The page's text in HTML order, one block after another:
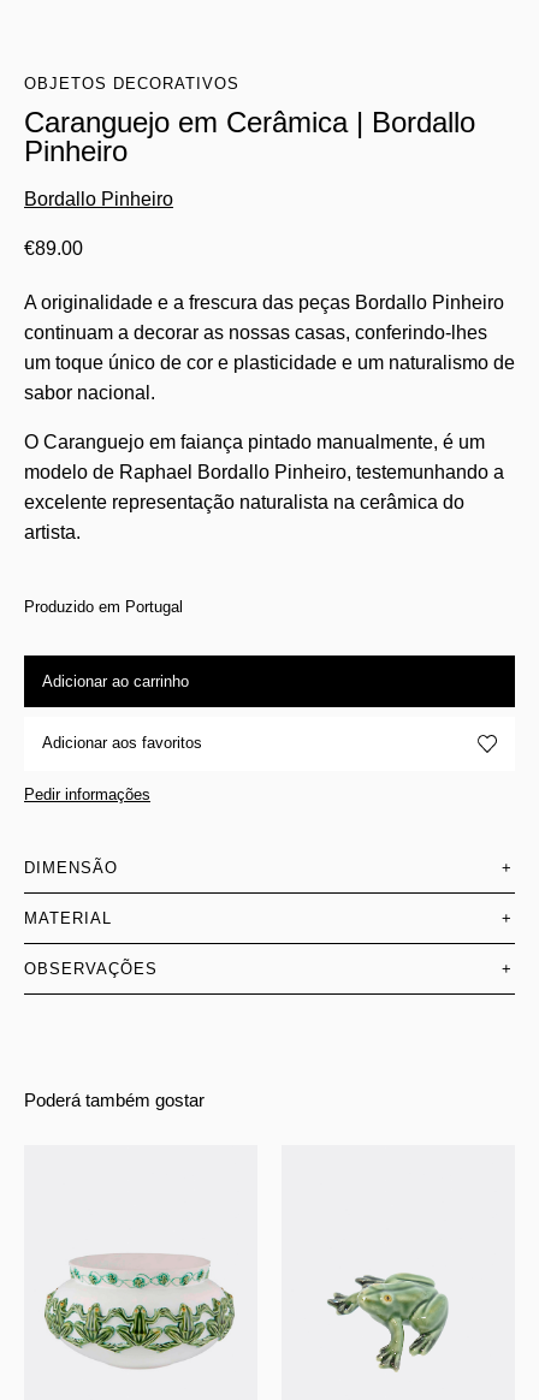
OBJETOS DECORATIVOS
Caranguejo em Cerâmica | Bordallo
Pinheiro
Bordallo Pinheiro
€89.00
A originalidade e a frescura das peças Bordallo Pinheiro
continuam a decorar as nossas casas, conferindo-lhes
um toque único de cor e plasticidade e um naturalismo de
sabor nacional.
O Caranguejo em faiança pintado manualmente, é um
modelo de Raphael Bordallo Pinheiro, testemunhando a
excelente representação naturalista na cerâmica do
artista.
Produzido em Portugal
Adicionar ao carrinho
Adicionar aos favoritos
Pedir informações
DIMENSÃO +
MATERIAL +
OBSERVAÇÕES +
Poderá também gostar